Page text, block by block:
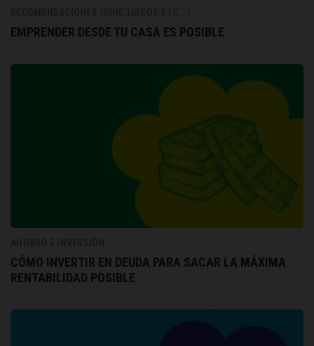
EMPRENDER DESDE TU CASA ES POSIBLE
CÓMO INVERTIR EN DEUDA PARA SACAR LA MÁXIMA
RENTABILIDAD POSIBLE